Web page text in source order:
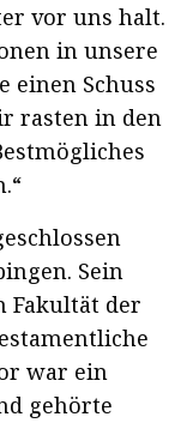
vor uns halt.
in unsere
einen Schuss
rasten in den
Sein
Fakultät der
war ein
gehörte